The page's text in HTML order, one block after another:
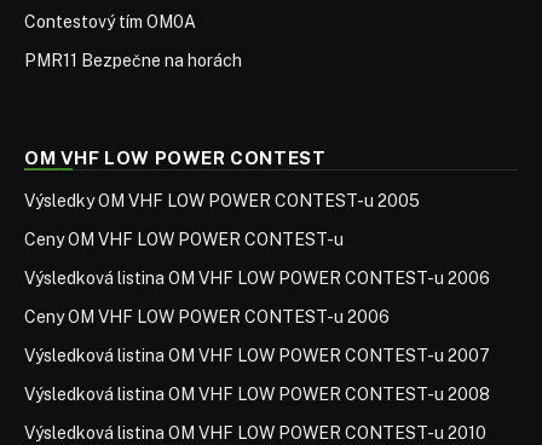
Contestový tím OM0A
PMR11 Bezpečne na horách
OM VHF LOW POWER CONTEST
Výsledky OM VHF LOW POWER CONTEST-u 2005
Ceny OM VHF LOW POWER CONTEST-u
Výsledková listina OM VHF LOW POWER CONTEST-u 2006
Ceny OM VHF LOW POWER CONTEST-u 2006
Výsledková listina OM VHF LOW POWER CONTEST-u 2007
Výsledková listina OM VHF LOW POWER CONTEST-u 2008
Výsledková listina OM VHF LOW POWER CONTEST-u 2010